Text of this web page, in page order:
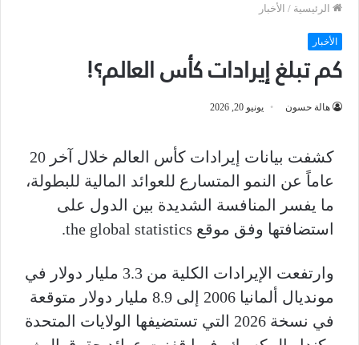
الرئيسية / الأخبار
الأخبار
كم تبلغ إيرادات كأس العالم؟!
هالة حسون يونيو 20, 2026
كشفت بيانات إيرادات كأس العالم خلال آخر 20
عاماً عن النمو المتسارع للعوائد المالية للبطولة،
ما يفسر المنافسة الشديدة بين الدول على
استضافتها وفق موقع the global statistics.
وارتفعت الإيرادات الكلية من 3.3 مليار دولار في
مونديال ألمانيا 2006 إلى 8.9 مليار دولار متوقعة
في نسخة 2026 التي تستضيفها الولايات المتحدة